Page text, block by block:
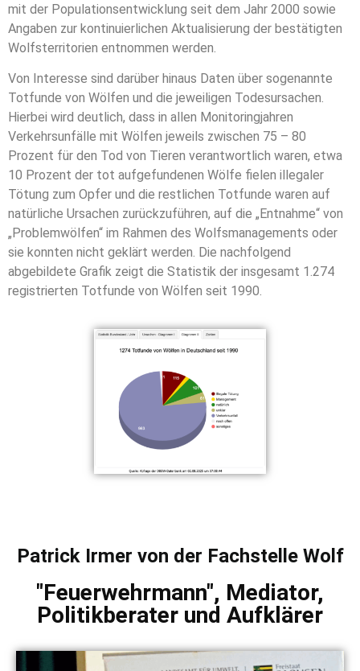
mit der Populationsentwicklung seit dem Jahr 2000 sowie
Angaben zur kontinuierlichen Aktualisierung der bestätigten
Wolfsterritorien entnommen werden.
Von Interesse sind darüber hinaus Daten über sogenannte
Totfunde von Wölfen und die jeweiligen Todesursachen.
Hierbei wird deutlich, dass in allen Monitoringjahren
Verkehrsunfälle mit Wölfen jeweils zwischen 75 – 80
Prozent für den Tod von Tieren verantwortlich waren, etwa
10 Prozent der tot aufgefundenen Wölfe fielen illegaler
Tötung zum Opfer und die restlichen Totfunde waren auf
natürliche Ursachen zurückzuführen, auf die „Entnahme“ von
„Problemwölfen“ im Rahmen des Wolfsmanagements oder
sie konnten nicht geklärt werden. Die nachfolgend
abgebildete Grafik zeigt die Statistik der insgesamt 1.274
registrierten Totfunde von Wölfen seit 1990.
Patrick Irmer von der Fachstelle Wolf
"Feuerwehrmann", Mediator,
Politikberater und Aufklärer